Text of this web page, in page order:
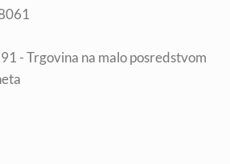
- Trgovina na malo posredstvom